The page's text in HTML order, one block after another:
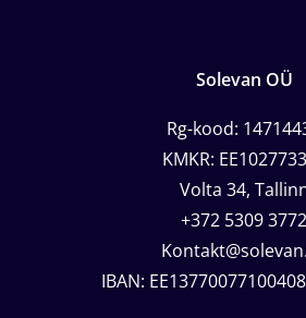
Solevan OÜ
Rg-kood:
KMKR:
Volta 34,
+372 5309 3772
IBAN: